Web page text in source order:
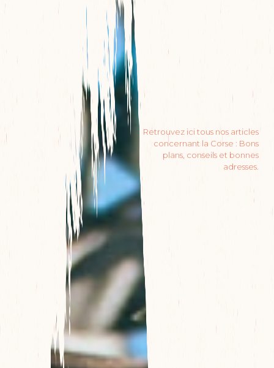
Retrouvez ici tous nos articles
concernant la Corse : Bons
plans, conseils et bonnes
adresses.